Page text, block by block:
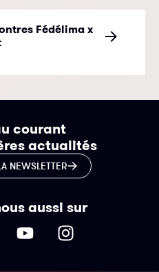
Fédélima x
courant
actualités
NEWSLETTER
aussi sur